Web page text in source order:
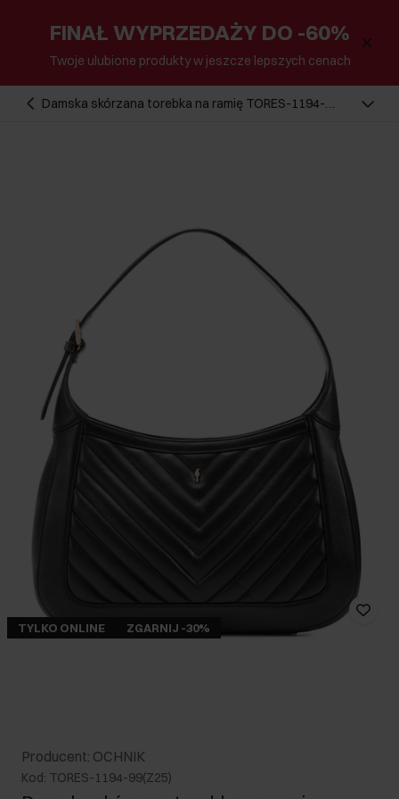
FINAŁ WYPRZEDAŻY DO -60%
Twoje ulubione produkty w jeszcze lepszych cenach
Damska skórzana torebka na ramię TORES-1194-
TYLKO ONLINE ZGARNIJ -30%
Producent: OCHNIK
Kod: TORES-1194-99(Z25)